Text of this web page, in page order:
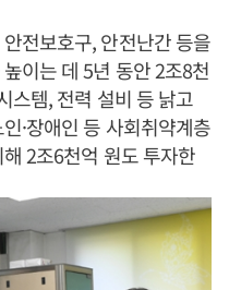
전보호구, 안전난간 등을
이는 데 5년 동안 2조8천
스템, 전력 설비 등 낡고
·장애인 등 사회취약계층
2조6천억 원도 투자한